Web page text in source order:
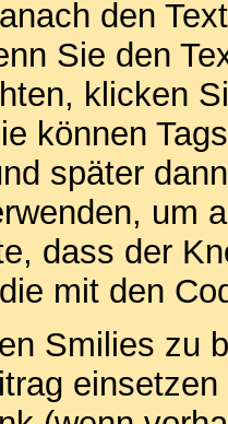
den
Sie den
klicken
können
später
um
dass der
mit den
Smilies zu